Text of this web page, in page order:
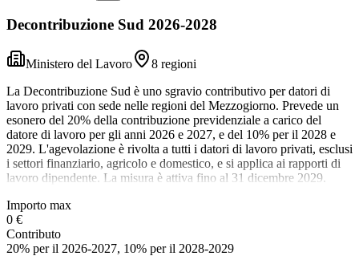
Decontribuzione Sud 2026-2028
Ministero del Lavoro
8 regioni
La Decontribuzione Sud è uno sgravio contributivo per datori di
lavoro privati con sede nelle regioni del Mezzogiorno. Prevede un
esonero del 20% della contribuzione previdenziale a carico del
datore di lavoro per gli anni 2026 e 2027, e del 10% per il 2028 e
2029. L'agevolazione è rivolta a tutti i datori di lavoro privati, esclusi
i settori finanziario, agricolo e domestico, e si applica ai rapporti di
lavoro dipendente. La misura è attiva fino al 31 dicembre 2029.
Importo max
0 €
Contributo
20% per il 2026-2027, 10% per il 2028-2029